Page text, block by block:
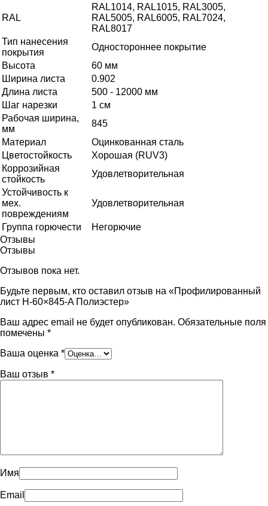
RAL
RAL1014, RAL1015, RAL3005,
RAL5005, RAL6005, RAL7024,
RAL8017
Тип нанесения
покрытия
Одностороннее покрытие
Высота
60 мм
Ширина листа
0.902
Длина листа
500 - 12000 мм
Шаг нарезки
1 см
Рабочая ширина,
мм
845
Материал
Оцинкованная сталь
Цветостойкость
Хорошая (RUV3)
Коррозийная
стойкость
Удовлетворительная
Устойчивость к
мех.
повреждениям
Удовлетворительная
Группа горючести
Негорючие
Отзывы
Отзывы
Отзывов пока нет.
Будьте первым, кто оставил отзыв на «Профилированный
лист Н-60×845-A Полиэстер»
Ваш адрес email не будет опубликован. Обязательные поля
помечены *
Ваша оценка *
Ваш отзыв *
Имя
Email